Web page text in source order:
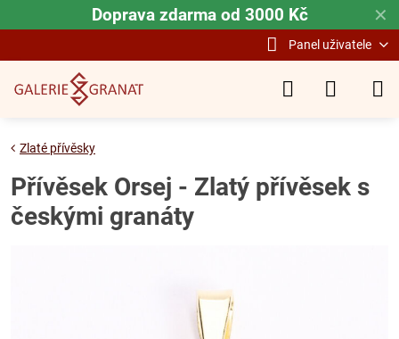
✕
Doprava zdarma od 3000 Kč
Panel uživatele
Zlaté přívěsky
Přívěsek Orsej - Zlatý přívěsek s
českými granáty